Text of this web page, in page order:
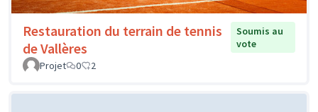
Restauration du terrain de tennis
de Vallères
Soumis au
vote
Projet
0 2